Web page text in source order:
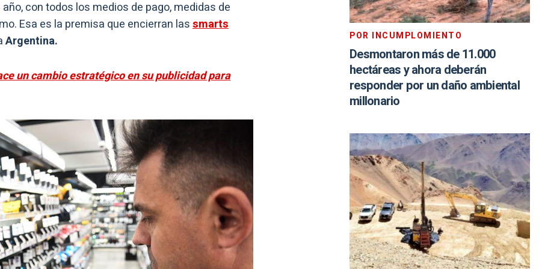
con todos los medios de pago, medidas de
Esa es la premisa que encierran lassmarts
Argentina.
un cambio estratégico en su publicidad para
POR INCUMPLOMIENTO
Desmontaron más de 11.000
hectáreas y ahora deberán
responder por un daño ambiental
millonario